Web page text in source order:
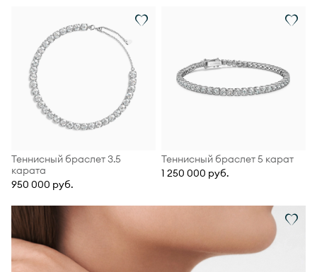
Теннисный браслет 3.5
карата
950 000 руб.
Теннисный браслет 5 карат
1 250 000 руб.